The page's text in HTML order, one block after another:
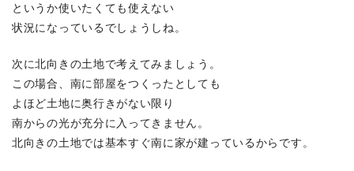
というか使いたくても使えない
状況になっているでしょうしね。
次に北向きの土地で考えてみましょう。
この場合、南に部屋をつくったとしても
よほど土地に奥行きがない限り
南からの光が充分に入ってきません。
北向きの土地では基本すぐ南に家が建っているからです。